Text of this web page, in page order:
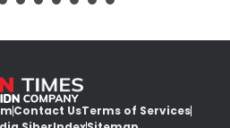
Contact UsTerms of Services